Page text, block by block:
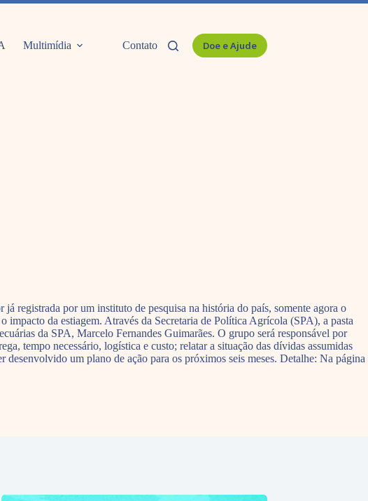
Multimídia Contato Doe e Ajude
registrada por um instituto de pesquisa na história do país, somente agora o
da estiagem. Através da Secretaria de Política Agrícola (SPA), a pasta
da SPA, Marcelo Fernandes Guimarães. O grupo será responsável por
tempo necessário, logística e custo; relatar a situação das dívidas assumidas
um plano de ação para os próximos seis meses. Detalhe: Na página